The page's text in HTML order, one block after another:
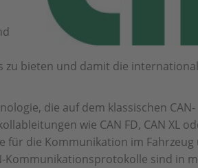
zu bieten und damit die
die auf dem klassischen CAN-
wie CAN FD, CAN XL
für die Kommunikation im Fahrzeug
Kommunikationsprotokolle sind in